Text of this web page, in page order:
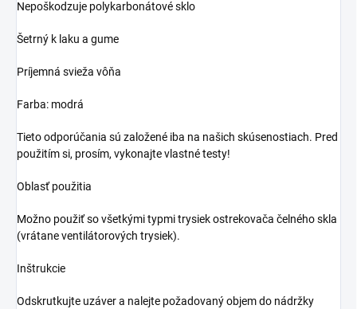
Nepoškodzuje polykarbonátové sklo
Šetrný k laku a gume
Príjemná svieža vôňa
Farba: modrá
Tieto odporúčania sú založené iba na našich skúsenostiach. Pred
použitím si, prosím, vykonajte vlastné testy!
Oblasť použitia
Možno použiť so všetkými typmi trysiek ostrekovača čelného skla
(vrátane ventilátorových trysiek).
Inštrukcie
Odskrutkujte uzáver a nalejte požadovaný objem do nádržky